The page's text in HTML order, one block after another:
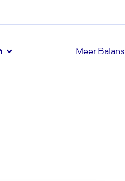
Meer Balans